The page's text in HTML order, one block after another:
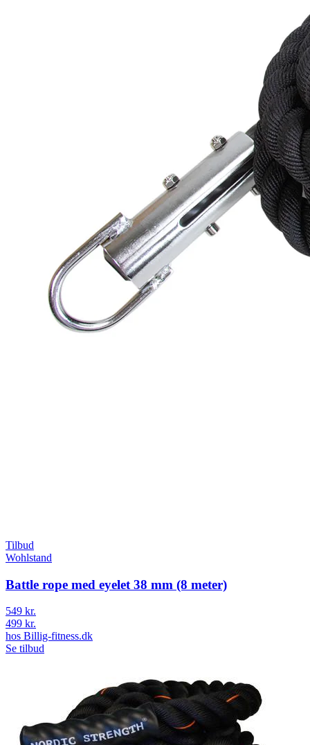
Tilbud
Wohlstand
Battle rope med eyelet 38 mm (8 meter)
549 kr.
499 kr.
hos Billig-fitness.dk
Se tilbud